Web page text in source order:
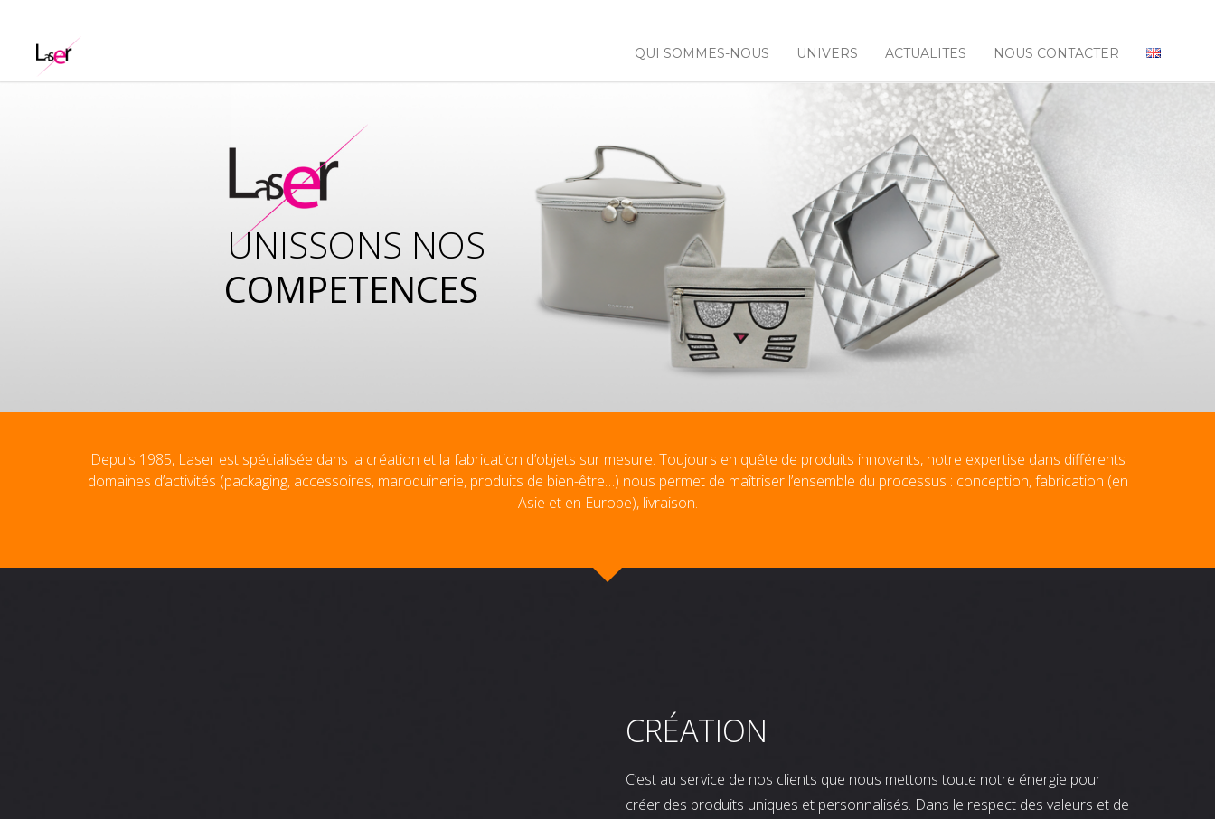
QUI SOMMES-NOUS UNIVERS ACTUALITES NOUS CONTACTER
COMPETENCES
UNISSONS NOS
Depuis 1985, Laser est spécialisée dans la création et la fabrication d’objets sur mesure. Toujours en quête de produits innovants, notre expertise dans différents
domaines d’activités (packaging, accessoires, maroquinerie, produits de bien-être…) nous permet de maîtriser l’ensemble du processus : conception, fabrication (en
Asie et en Europe), livraison.
CRÉATION
C’est au service de nos clients que nous mettons toute notre énergie pour
créer des produits uniques et personnalisés. Dans le respect des valeurs et de